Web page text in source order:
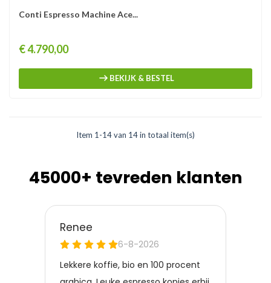
Conti Espresso Machine Ace...
Prijs
€ 4.790,00
BEKIJK & BESTEL
Item 1-14 van 14 in totaal item(s)
45000+ tevreden klanten